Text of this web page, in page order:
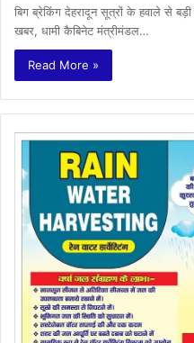
बिग ब्रेकिंग देहरादून सूत्रों के हवाले से
खबर, धामी कैबिनेट मंत्रीमंडल…
Read More »